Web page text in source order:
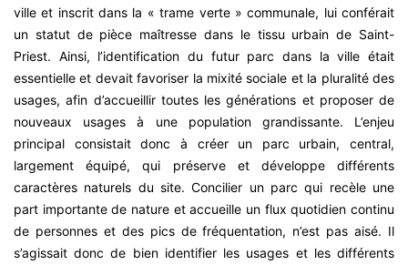
ville et inscrit dans la « trame verte » communale, lui conférait
un statut de pièce maîtresse dans le tissu urbain de Saint-
Priest. Ainsi, l’identification du futur parc dans la ville était
essentielle et devait favoriser la mixité sociale et la pluralité des
usages, afin d’accueillir toutes les générations et proposer de
nouveaux usages à une population grandissante. L’enjeu
principal consistait donc à créer un parc urbain, central,
largement équipé, qui préserve et développe différents
caractères naturels du site. Concilier un parc qui recèle une
part importante de nature et accueille un flux quotidien continu
de personnes et des pics de fréquentation, n’est pas aisé. Il
s’agissait donc de bien identifier les usages et les différents